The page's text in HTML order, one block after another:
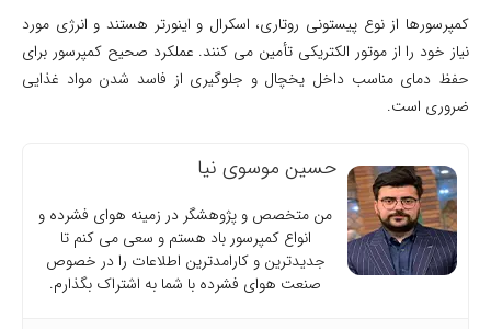
کمپرسورها از نوع پیستونی روتاری، اسکرال و اینورتر هستند و انرژی مورد
نیاز خود را از موتور الکتریکی تأمین می کنند. عملکرد صحیح کمپرسور برای
حفظ دمای مناسب داخل یخچال و جلوگیری از فاسد شدن مواد غذایی
ضروری است.
حسین موسوی نیا
من متخصص و پژوهشگر در زمینه هوای فشرده و
انواع کمپرسور باد هستم و سعی می کنم تا
جدیدترین و کارامدترین اطلاعات را در خصوص
صنعت هوای فشرده با شما به اشتراک بگذارم.